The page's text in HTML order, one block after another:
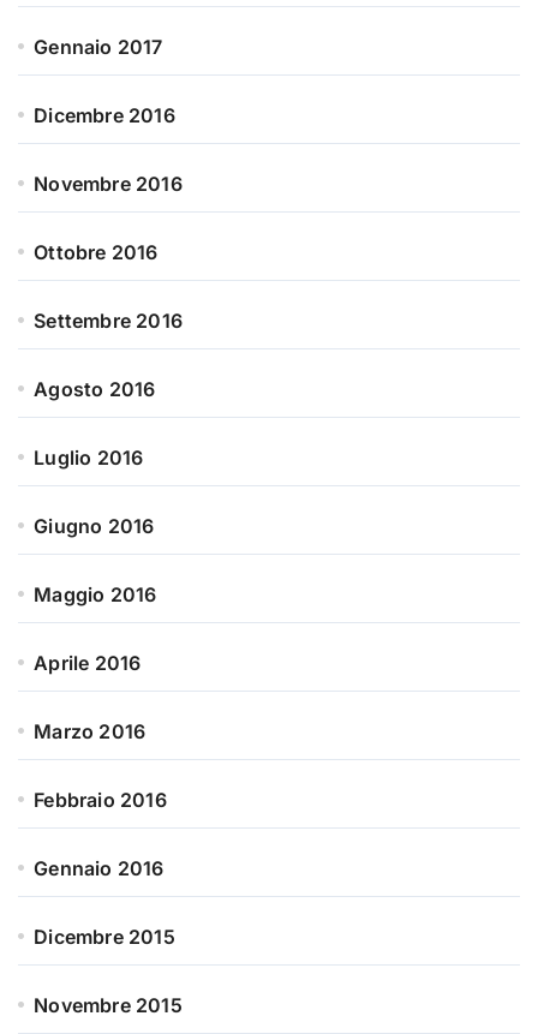
Gennaio 2017
Dicembre 2016
Novembre 2016
Ottobre 2016
Settembre 2016
Agosto 2016
Luglio 2016
Giugno 2016
Maggio 2016
Aprile 2016
Marzo 2016
Febbraio 2016
Gennaio 2016
Dicembre 2015
Novembre 2015